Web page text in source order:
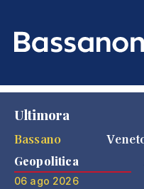
Ultimora
Bassano
Geopolitica
06 ago 2026